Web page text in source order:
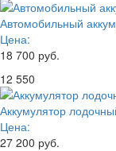
Автомобильный
Цена:
18 700 руб.
12 550
Аккумулятор
Цена:
27 200 руб.